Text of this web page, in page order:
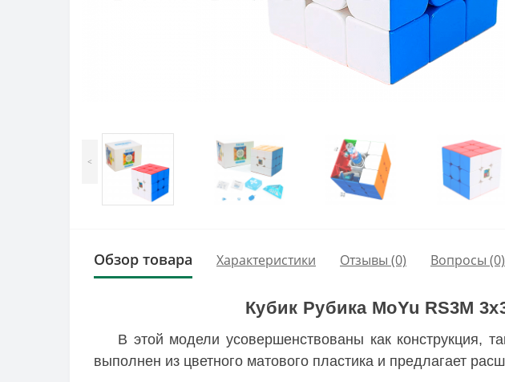
<
Обзор товара Характеристики Отзывы (0) Вопросы (0)
Кубик Рубика MoYu RS3M
В этой модели усовершенствованы как конструкция,
выполнен из цветного матового пластика и предлагает